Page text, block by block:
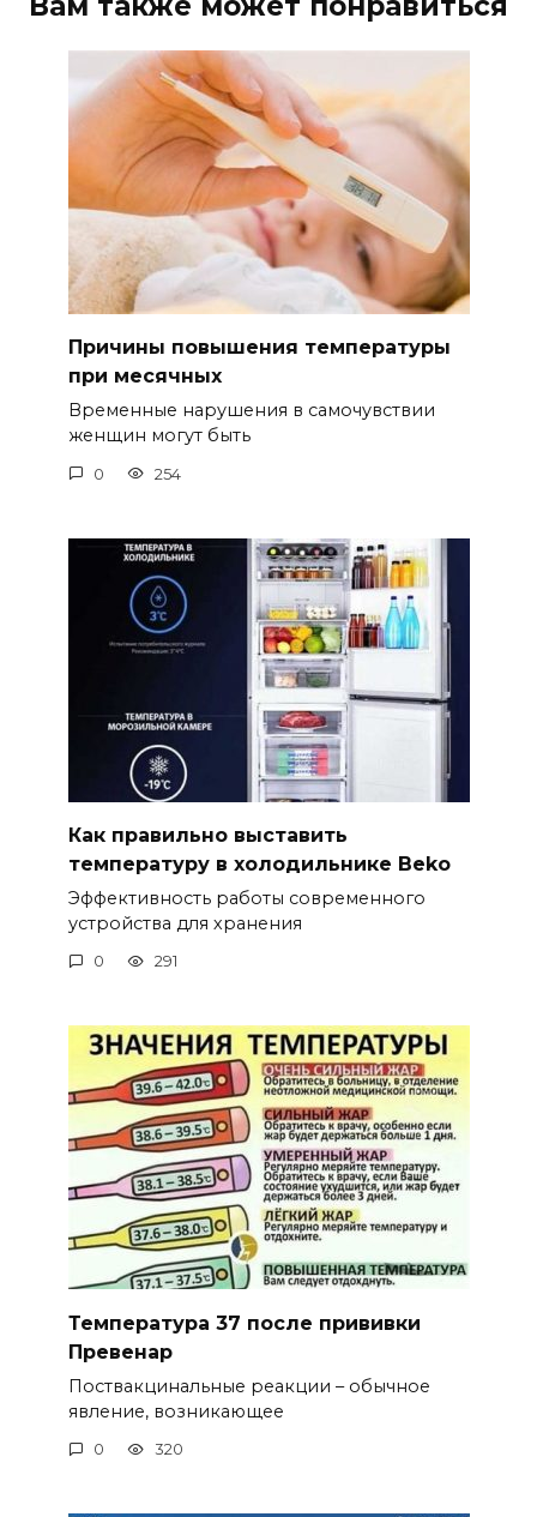
Причины повышения температуры
при месячных
Временные нарушения в самочувствии
женщин могут быть
0 254
Как правильно выставить
температуру в холодильнике Beko
Эффективность работы современного
устройства для хранения
0 291
Температура 37 после прививки
Превенар
Поствакцинальные реакции – обычное
явление, возникающее
0 320